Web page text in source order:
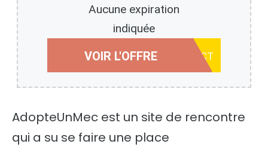
Aucune expiration
indiquée
VOIR L'OFFRE
UTILISER LE LIEN DIRECT
AdopteUnMec est un site de rencontre
qui a su se faire une place